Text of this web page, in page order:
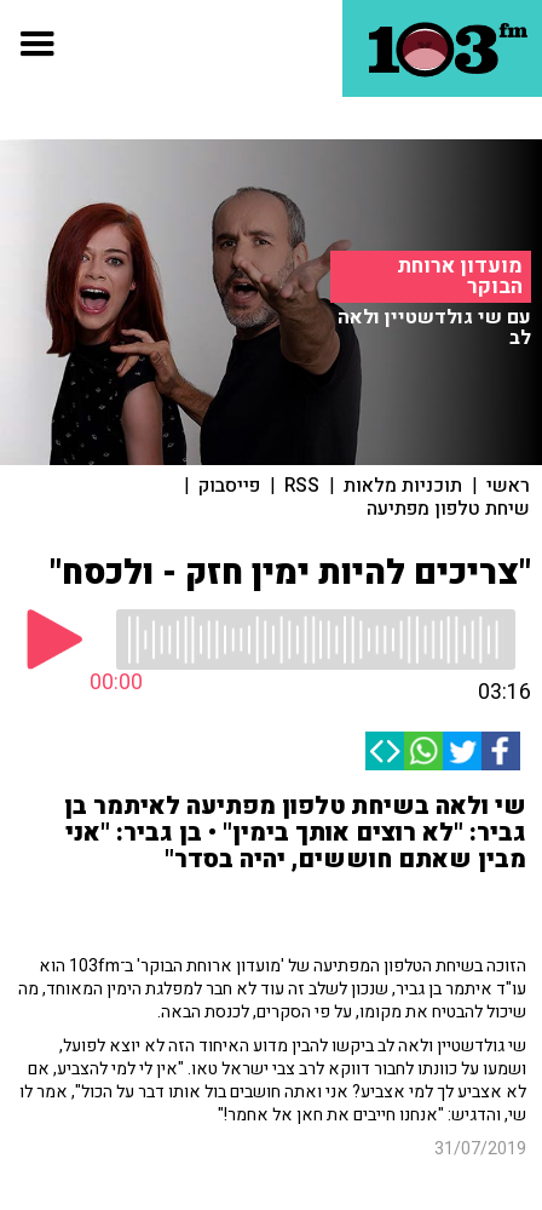
מועדון ארוחת
הבוקר
עם שי גולדשטיין ולאה
לב
ראשי | תוכניות מלאות |
RSS
| פייסבוק |
שיחת טלפון מפתיעה
"צריכים להיות ימין חזק - ולכסח"
00:00 03:16
שי ולאה בשיחת טלפון מפתיעה לאיתמר בן
גביר: "לא רוצים אותך בימין" • בן גביר: "אני
מבין שאתם חוששים, יהיה בסדר"
הזוכה בשיחת הטלפון המפתיעה של 'מועדון ארוחת הבוקר' ב־103fm הוא
עו"ד איתמר בן גביר, שנכון לשלב זה עוד לא חבר למפלגת הימין המאוחד, מה
שיכול להבטיח את מקומו, על פי הסקרים, לכנסת הבאה.
שי גולדשטיין ולאה לב ביקשו להבין מדוע האיחוד הזה לא יוצא לפועל,
ושמעו על כוונתו לחבור דווקא לרב צבי ישראל טאו. "אין לי למי להצביע, אם
לא אצביע לך למי אצביע? אני ואתה חושבים בול אותו דבר על הכול", אמר לו
שי, והדגיש: "אנחנו חייבים את חאן אל אחמר!"
31/07/2019